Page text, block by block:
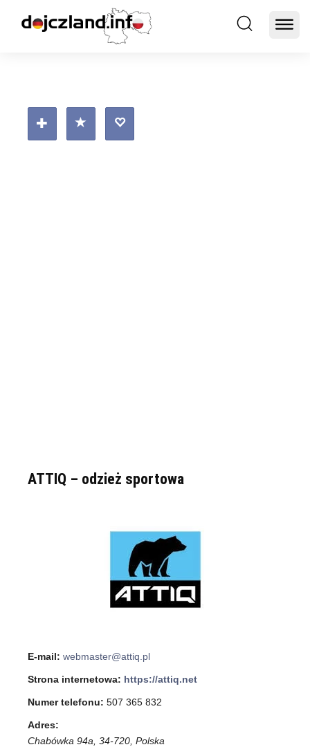
ATTIQ – odzież sportowa
E-mail: webmaster@attiq.pl
Strona internetowa: https://attiq.net
Numer telefonu: 507 365 832
Adres:
Chabówka 94a, 34-720, Polska